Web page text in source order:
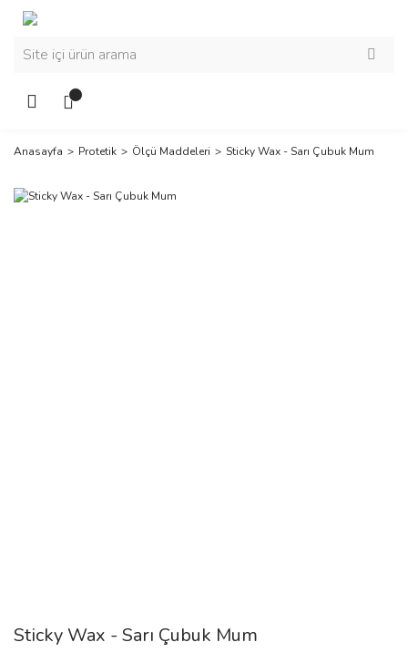
Anasayfa Protetik Ölçü Maddeleri Sticky Wax - Sarı Çubuk Mum
Sticky Wax - Sarı Çubuk Mum